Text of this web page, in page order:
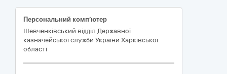
Персональний комп’ютер
Шевченківський відділ Державної
казначейської служби України Харківської
області